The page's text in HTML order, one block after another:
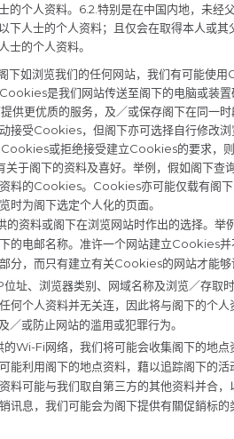
的个人资料。6.2.特别是在中国内地，未经
下人士的个人资料；且仅会在取得本人或其
士的个人资料。
阁下如浏览我们的任何网站，我们有可能使
是我们网站传送至阁下的电脑或装
供更优质的服务，及／或保存阁下在同一
接受Cookies，但阁下亦可选择自行修改
或拒绝接受建立Cookies的要求，
于阁下的资料及喜好。举例，假如阁下查
料的Cookies。Cookies亦可能仅载有阁
时为阁下选定个人化的页面。
资料或阁下在浏览网站时作出的选择。举
的电邮名称。准许一个网站建立Cookies
分，而只有建立有关Cookies的网站才能
址、浏览器类别、网域名称及浏览／存取
何个人资料并无关连，因此将与阁下的个
／或防止网站的滥用或犯罪行为。
的Wi-Fi网络，我们将可能会收集阁下的地
能利用阁下的地点资料，藉以追踪阁下的
料可能与我们取自第三方的其他资料并合
讯息，我们可能会为阁下提供有關促銷标的